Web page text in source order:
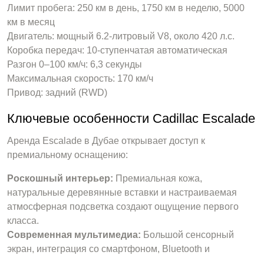
Лимит пробега: 250 км в день, 1750 км в неделю, 5000
км в месяц
Двигатель: мощный 6.2-литровый V8, около 420 л.с.
Коробка передач: 10-ступенчатая автоматическая
Разгон 0–100 км/ч: 6,3 секунды
Максимальная скорость: 170 км/ч
Привод: задний (RWD)
Ключевые особенности Cadillac Escalade
Аренда Escalade в Дубае открывает доступ к
премиальному оснащению:
Роскошный интерьер: Премиальная кожа,
натуральные деревянные вставки и настраиваемая
атмосферная подсветка создают ощущение первого
класса.
Современная мультимедиа: Большой сенсорный
экран, интеграция со смартфоном, Bluetooth и